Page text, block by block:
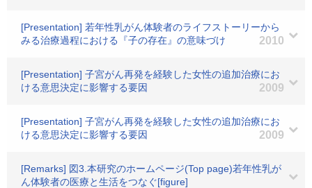
[Presentation] 若年性乳がん体験者のライフストーリーから
みる治療過程における『子の存在』の意味づけ
2010
[Presentation] 子宮がん再発を経験した女性の追加治療にお
ける意思決定に影響する要因
2009
[Presentation] 子宮がん再発を経験した女性の追加治療にお
ける意思決定に影響する要因
2009
[Remarks] 図3.本研究のホームページ(Top page)若年性乳が
ん体験者の医療と生活をつなぐ[figure]